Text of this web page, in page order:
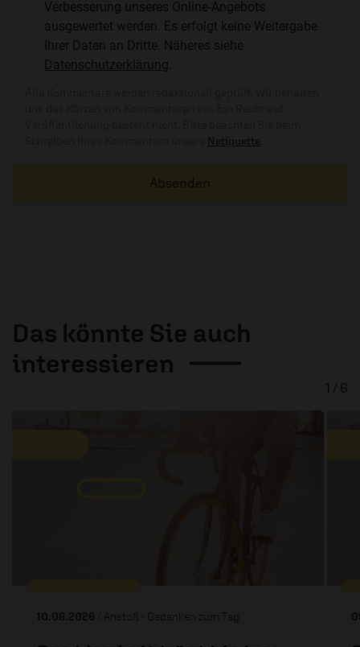
Verbesserung unseres Online-Angebots
ausgewertet werden. Es erfolgt keine Weitergabe
Ihrer Daten an Dritte. Näheres siehe
Datenschutzerklärung
Netiquette
Absenden
Das könnte Sie auch
interessieren
10.08.2026 / Anstoß - Gedanken zum Tag
1 / 6